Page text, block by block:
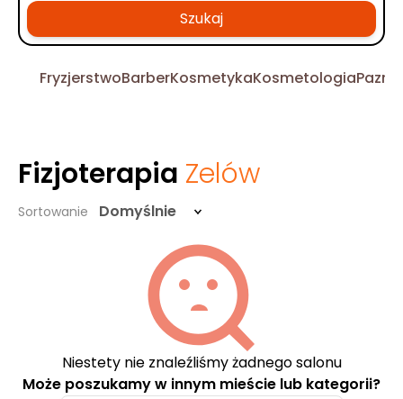
Szukaj
FryzjerstwoBarberKosmetykaKosmetologia
Fizjoterapia Zelów
Sortowanie Domyślnie
Niestety nie znaleźliśmy żadnego salonu
Może poszukamy w innym mieście lub kategorii?